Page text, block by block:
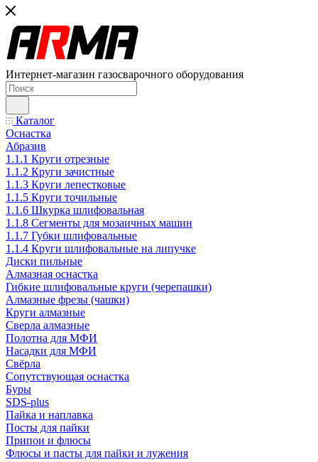
Интернет-магазин газосварочного оборудования
Каталог
Оснастка
Абразив
1.1.1 Круги отрезные
1.1.2 Круги зачистные
1.1.3 Круги лепестковые
1.1.5 Круги точильные
1.1.6 Шкурка шлифовальная
1.1.8 Сегменты для мозаичных машин
1.1.7 Губки шлифовальные
1.1.4 Круги шлифовальные на липучке
Диски пильные
Алмазная оснастка
Гибкие шлифовальные круги (черепашки)
Алмазные фрезы (чашки)
Круги алмазные
Сверла алмазные
Полотна для МФИ
Насадки для МФИ
Свёрла
Сопутствующая оснастка
Буры
SDS-plus
Пайка и наплавка
Посты для пайки
Припои и флюсы
Флюсы и пасты для пайки и лужения